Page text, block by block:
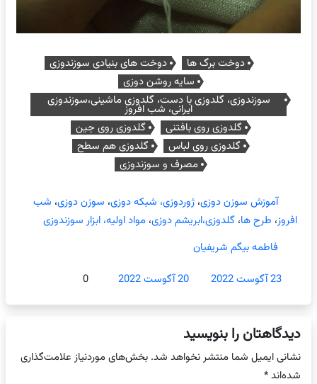
دوخت برگ ها
دوخت های بنیادی سوزندوزی
سایه روشن دوزی
سوزندوزی، گلدوزی با دست، گلدوزی ماشینی،سوزندوزی
ایرانی، شب افروز
گلدوزی روی بافتنی
گلدوزی روی جین
گلدوزی روی لباس
گلدوزی هم سطح
مصرف و سوزندوزی
آموزش سوزن دوزی،ژوردوزی، شبکه دوزی، سوزن دوزی، شب
افروز، طرح ها،گلدوزی،ابریشم دوزی،مواد اولیه، ابزار سوزندوزی
فاطمه بیگم شریفیان
23 آگوست 2022
20 آگوست 2022 0
دیدگاهتان را بنویسید
نشانی ایمیل شما منتشر نخواهد شد. بخش‌های موردنیاز علامت‌گذاری
شده‌اند*